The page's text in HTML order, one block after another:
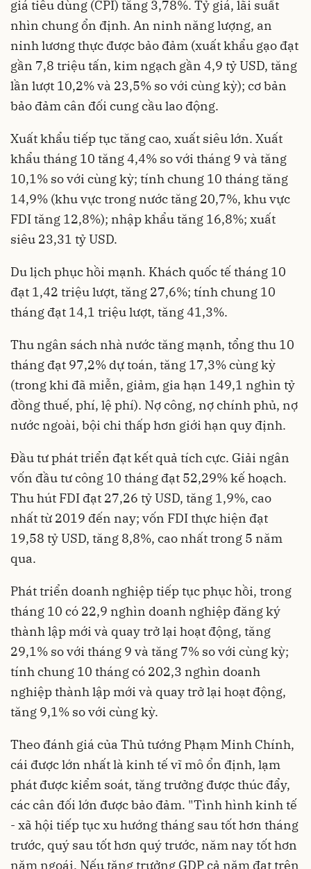
giá tiêu dùng (CPI) tăng 3,78%. Tỷ giá, lãi suất
nhìn chung ổn định. An ninh năng lượng, an
ninh lương thực được bảo đảm (xuất khẩu gạo đạt
gần 7,8 triệu tấn, kim ngạch gần 4,9 tỷ USD, tăng
lần lượt 10,2% và 23,5% so với cùng kỳ); cơ bản
bảo đảm cân đối cung cầu lao động.
Xuất khẩu tiếp tục tăng cao, xuất siêu lớn. Xuất
khẩu tháng 10 tăng 4,4% so với tháng 9 và tăng
10,1% so với cùng kỳ; tính chung 10 tháng tăng
14,9% (khu vực trong nước tăng 20,7%, khu vực
FDI tăng 12,8%); nhập khẩu tăng 16,8%; xuất
siêu 23,31 tỷ USD.
Du lịch phục hồi mạnh. Khách quốc tế tháng 10
đạt 1,42 triệu lượt, tăng 27,6%; tính chung 10
tháng đạt 14,1 triệu lượt, tăng 41,3%.
Thu ngân sách nhà nước tăng mạnh, tổng thu 10
tháng đạt 97,2% dự toán, tăng 17,3% cùng kỳ
(trong khi đã miễn, giảm, gia hạn 149,1 nghìn tỷ
đồng thuế, phí, lệ phí). Nợ công, nợ chính phủ, nợ
nước ngoài, bội chi thấp hơn giới hạn quy định.
Đầu tư phát triển đạt kết quả tích cực. Giải ngân
vốn đầu tư công 10 tháng đạt 52,29% kế hoạch.
Thu hút FDI đạt 27,26 tỷ USD, tăng 1,9%, cao
nhất từ 2019 đến nay; vốn FDI thực hiện đạt
19,58 tỷ USD, tăng 8,8%, cao nhất trong 5 năm
qua.
Phát triển doanh nghiệp tiếp tục phục hồi, trong
tháng 10 có 22,9 nghìn doanh nghiệp đăng ký
thành lập mới và quay trở lại hoạt động, tăng
29,1% so với tháng 9 và tăng 7% so với cùng kỳ;
tính chung 10 tháng có 202,3 nghìn doanh
nghiệp thành lập mới và quay trở lại hoạt động,
tăng 9,1% so với cùng kỳ.
Theo đánh giá của Thủ tướng Phạm Minh Chính,
cái được lớn nhất là kinh tế vĩ mô ổn định, lạm
phát được kiểm soát, tăng trưởng được thúc đẩy,
các cân đối lớn được bảo đảm. "Tình hình kinh tế
- xã hội tiếp tục xu hướng tháng sau tốt hơn tháng
trước, quý sau tốt hơn quý trước, năm nay tốt hơn
năm ngoái. Nếu tăng trưởng GDP cả năm đạt trên